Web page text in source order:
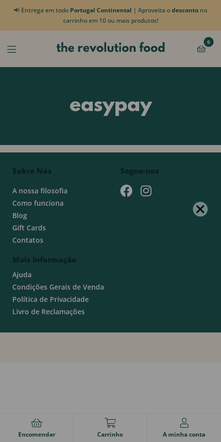
📢 Entrega em todo Portugal Continental | Aproveita odesconto no
carrinho em 10 ou mais produtos!
0
easypay
Sobre Nós
A nossa filosofia
Como funciona
Blog
Gift Cards
Contatos
Mais Informação
Ajuda
Condições Gerais de Venda
Política de Privacidade
Livro de Reclamações
Segue-nos
Encomendar Carrinho A minha conta